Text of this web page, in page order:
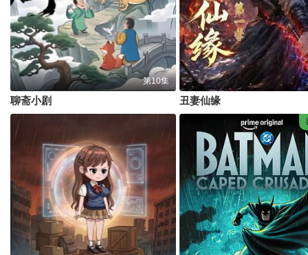
第10集
聊斋小剧 丑妻仙缘